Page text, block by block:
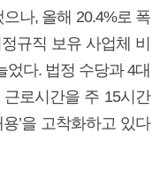
나, 올해 20.4%로 폭
규직 보유 사업체 비
었다. 법정 수당과 4대
로시간을 주 15시간
’을 고착화하고 있다